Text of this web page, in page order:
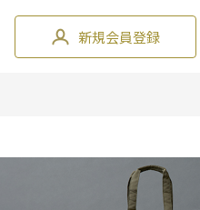
新規会員登録